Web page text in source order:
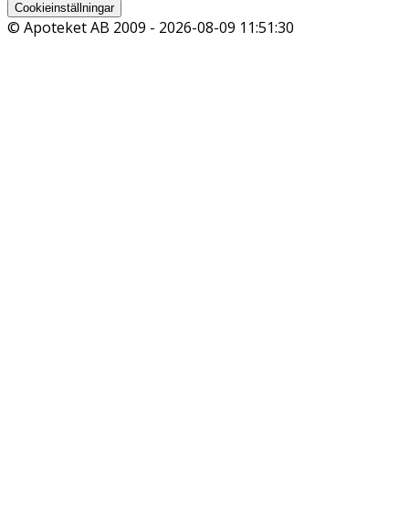
Cookieinställningar
© Apoteket AB 2009 - 2026-08-09 11:51:30